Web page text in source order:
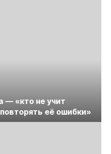
— «кто не учит
её ошибки»